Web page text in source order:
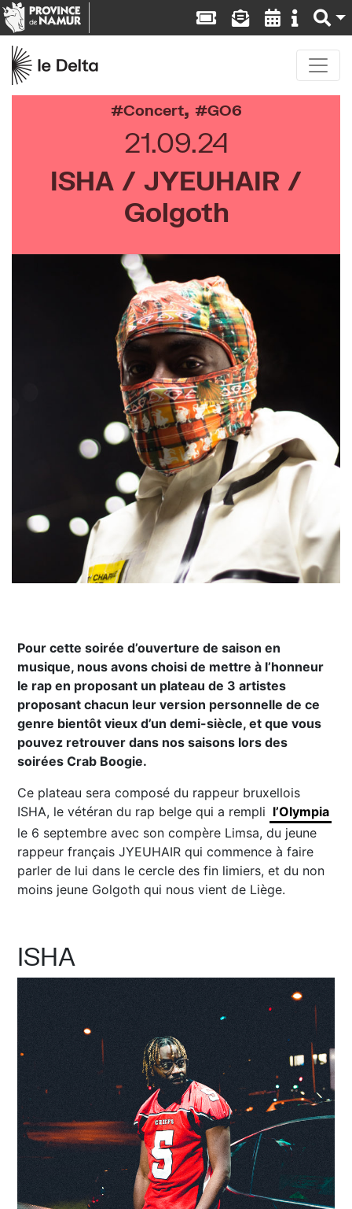
Concert, GO6
21.09.24
ISHA / JYEUHAIR /
Golgoth
Pour cette soirée d’ouverture de saison en
musique, nous avons choisi de mettre à l’honneur
le rap en proposant un plateau de 3 artistes
proposant chacun leur version personnelle de ce
genre bientôt vieux d’un demi-siècle, et que vous
pouvez retrouver dans nos saisons lors des
soirées Crab Boogie.
Ce plateau sera composé du rappeur bruxellois
ISHA, le vétéran du rap belge qui a rempli l’Olympia
le 6 septembre avec son compère Limsa, du jeune
rappeur français JYEUHAIR qui commence à faire
parler de lui dans le cercle des fin limiers, et du non
moins jeune Golgoth qui nous vient de Liège.
ISHA